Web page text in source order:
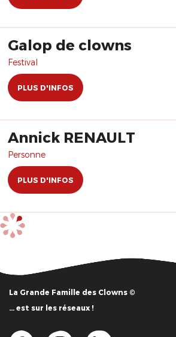
Galop de clowns
Festival
PLUS D'INFOS
Annick RENAULT
Personne
PLUS D'INFOS
La Grande Famille des Clowns ©
… est sur les réseaux !